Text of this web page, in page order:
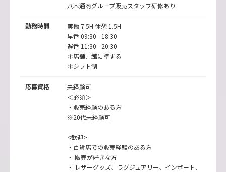
八木通商グループ販売スタッフ研修あり
勤務時間
実働 7.5H 休憩 1.5H
早番 09:30 - 18:30
遅番 11:30 - 20:30
＊店舗、館に準ずる
＊シフト制
応募資格
未経験可
＜必須＞
・販売経験のある方
※20代未経験可
<歓迎>
・百貨店での販売経験のある方
・ 販売が好きな方
・ レザーグッズ、ラグジュアリー、インポート、